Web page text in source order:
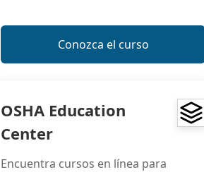
Conozca el curso
OSHA Education
Center
Encuentra cursos en línea para